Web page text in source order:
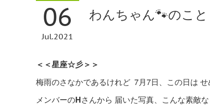
06
Jul 2021
わんちゃん🐾のこ
＜＜星座☆彡＞＞
梅雨のさなかであるけれど 7月7日、この日は せ
メンバーのHさんから 届いた写真、こんな素敵な